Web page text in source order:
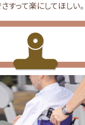
すって楽にしてほしい。